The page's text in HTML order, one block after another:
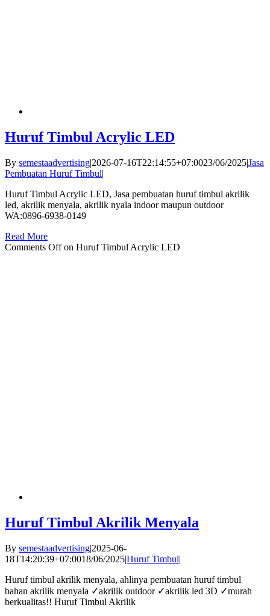
Huruf Timbul Acrylic LED
By semestaadvertising|2026-07-16T22:14:55+07:0023/06/2025|Jasa
Pembuatan Huruf Timbul|
Huruf Timbul Acrylic LED, Jasa pembuatan huruf timbul akrilik
led, akrilik menyala, akrilik nyala indoor maupun outdoor
WA:0896-6938-0149
Read More
Comments Offon Huruf Timbul Acrylic LED
Huruf Timbul Akrilik Menyala
By semestaadvertising|2025-06-
18T14:20:39+07:0018/06/2025|Huruf Timbul|
Huruf timbul akrilik menyala, ahlinya pembuatan huruf timbul
bahan akrilik menyala ✓akrilik outdoor ✓akrilik led 3D ✓murah
berkualitas!! Huruf Timbul Akrilik